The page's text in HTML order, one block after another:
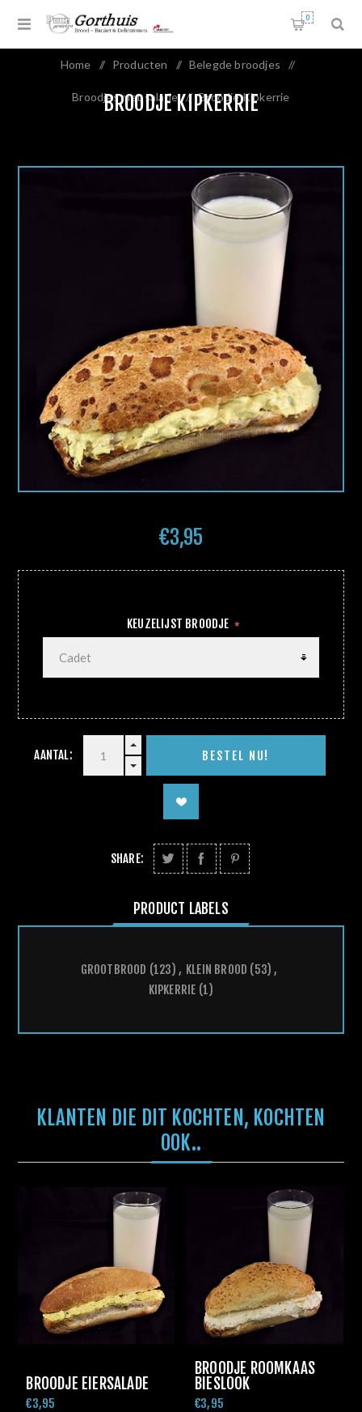
0
Home / Producten / Belegde broodjes /
Broodjes met salade / Broodje Kipkerrie
BROODJE KIPKERRIE
€3,95
KEUZELIJST BROODJE *
AANTAL:
SHARE:
PRODUCT LABELS
GROOTBROOD (123) , KLEIN BROOD (53) ,
KIPKERRIE (1)
KLANTEN DIE DIT KOCHTEN, KOCHTEN
OOK..
BROODJE EIERSALADE
€3,95
BROODJE ROOMKAAS
BIESLOOK
€3,95